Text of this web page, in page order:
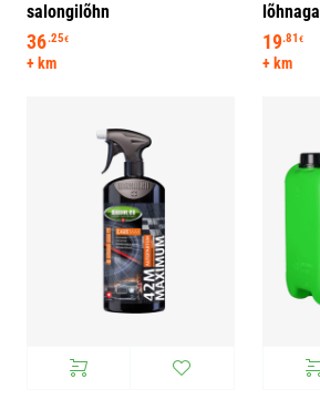
salongilõhn
36.25€
+ km
lõhnaga
19.81€
+ km